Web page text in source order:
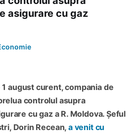
asigurare cu gaz
august curent, compania de
controlul asupra
cu gaz a R. Moldova. Șeful
Dorin Recean, a venit cu